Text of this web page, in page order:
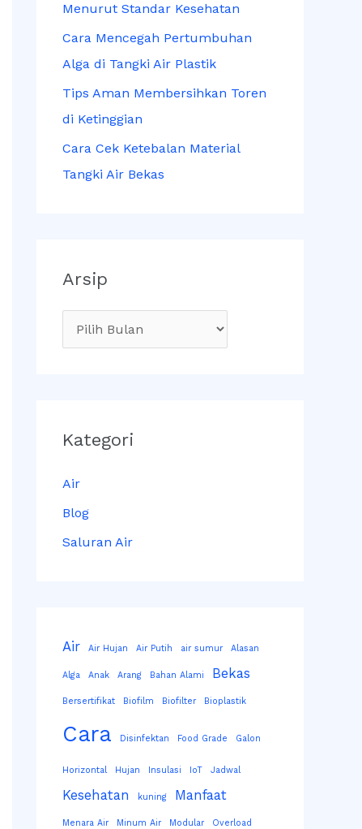
Menurut Standar Kesehatan
Cara Mencegah Pertumbuhan
Alga di Tangki Air Plastik
Tips Aman Membersihkan Toren
di Ketinggian
Cara Cek Ketebalan Material
Tangki Air Bekas
Arsip
Kategori
Air
Blog
Saluran Air
Air Air Hujan Air Putih air sumur Alasan
Alga Anak Arang Bahan Alami Bekas
Bersertifikat Biofilm Biofilter Bioplastik
Cara Disinfektan Food Grade Galon
Horizontal Hujan Insulasi IoT Jadwal
Kesehatan kuning Manfaat
Menara Air Minum Air Modular Overload